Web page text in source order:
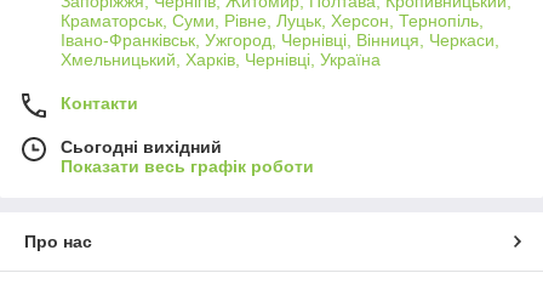
Краматорськ, Суми, Рівне, Луцьк, Херсон, Тернопіль,
Івано-Франківськ, Ужгород, Чернівці, Вінниця, Черкаси,
Хмельницький, Харків, Чернівці, Україна
Контакти
Сьогодні вихідний
Показати весь графік роботи
Про нас